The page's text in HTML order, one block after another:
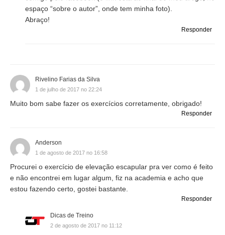
espaço “sobre o autor”, onde tem minha foto).
Abraço!
Responder
Rivelino Farias da Silva
1 de julho de 2017 no 22:24
Muito bom sabe fazer os exercícios corretamente, obrigado!
Responder
Anderson
1 de agosto de 2017 no 16:58
Procurei o exercício de elevação escapular pra ver como é feito
e não encontrei em lugar algum, fiz na academia e acho que
estou fazendo certo, gostei bastante.
Responder
Dicas de Treino
2 de agosto de 2017 no 11:12